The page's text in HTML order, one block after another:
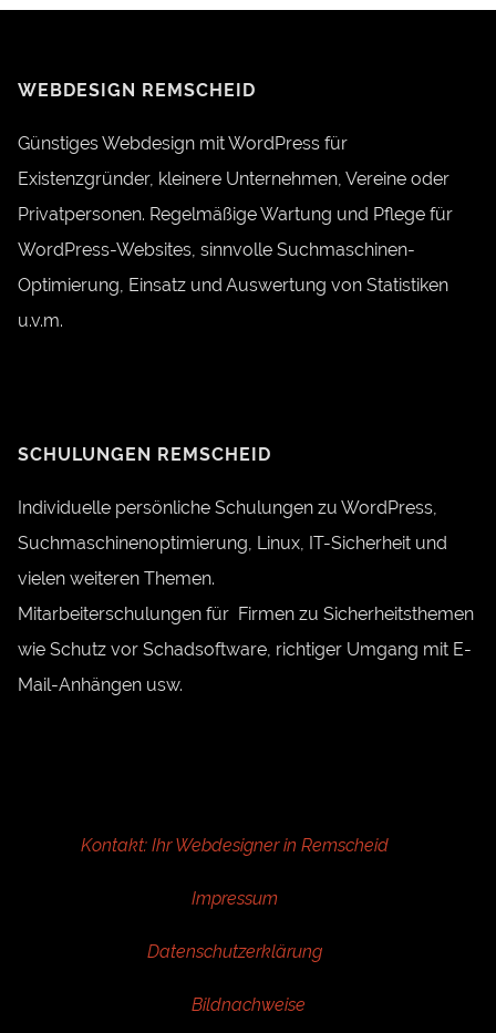
WEBDESIGN REMSCHEID
Günstiges Webdesign mit WordPress für
Existenzgründer, kleinere Unternehmen, Vereine oder
Privatpersonen. Regelmäßige Wartung und Pflege für
WordPress-Websites, sinnvolle Suchmaschinen-
Optimierung, Einsatz und Auswertung von Statistiken
u.v.m.
SCHULUNGEN REMSCHEID
Individuelle persönliche Schulungen zu WordPress,
Suchmaschinenoptimierung, Linux, IT-Sicherheit und
vielen weiteren Themen.
Mitarbeiterschulungen für Firmen zu Sicherheitsthemen
wie Schutz vor Schadsoftware, richtiger Umgang mit E-
Mail-Anhängen usw.
Kontakt: Ihr Webdesigner in Remscheid
Impressum
Datenschutzerklärung
Bildnachweise